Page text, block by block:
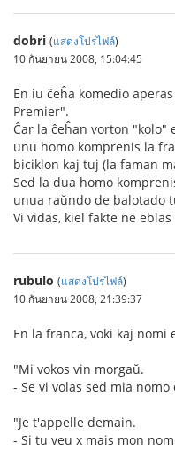
dobri (แสดงโปรไฟล์)
10 กันยายน 2008, 15:04:45
En iu ĉeĥa komedio
Premier".
Ĉar la ĉeĥan vorton
unu homo komprenis la
biciklon kaj tuj (la faman
Sed la dua homo
unua raŭndo de balotado
Vi vidas, kiel fakte ne
rubulo (แสดงโปรไฟล์)
10 กันยายน 2008, 21:39:37
En la franca, voki kaj nomi
"Mi vokos vin morgaŭ.
- Se vi volas sed mia nomo
"Je t'appelle demain.
- Si tu veu x mais mon